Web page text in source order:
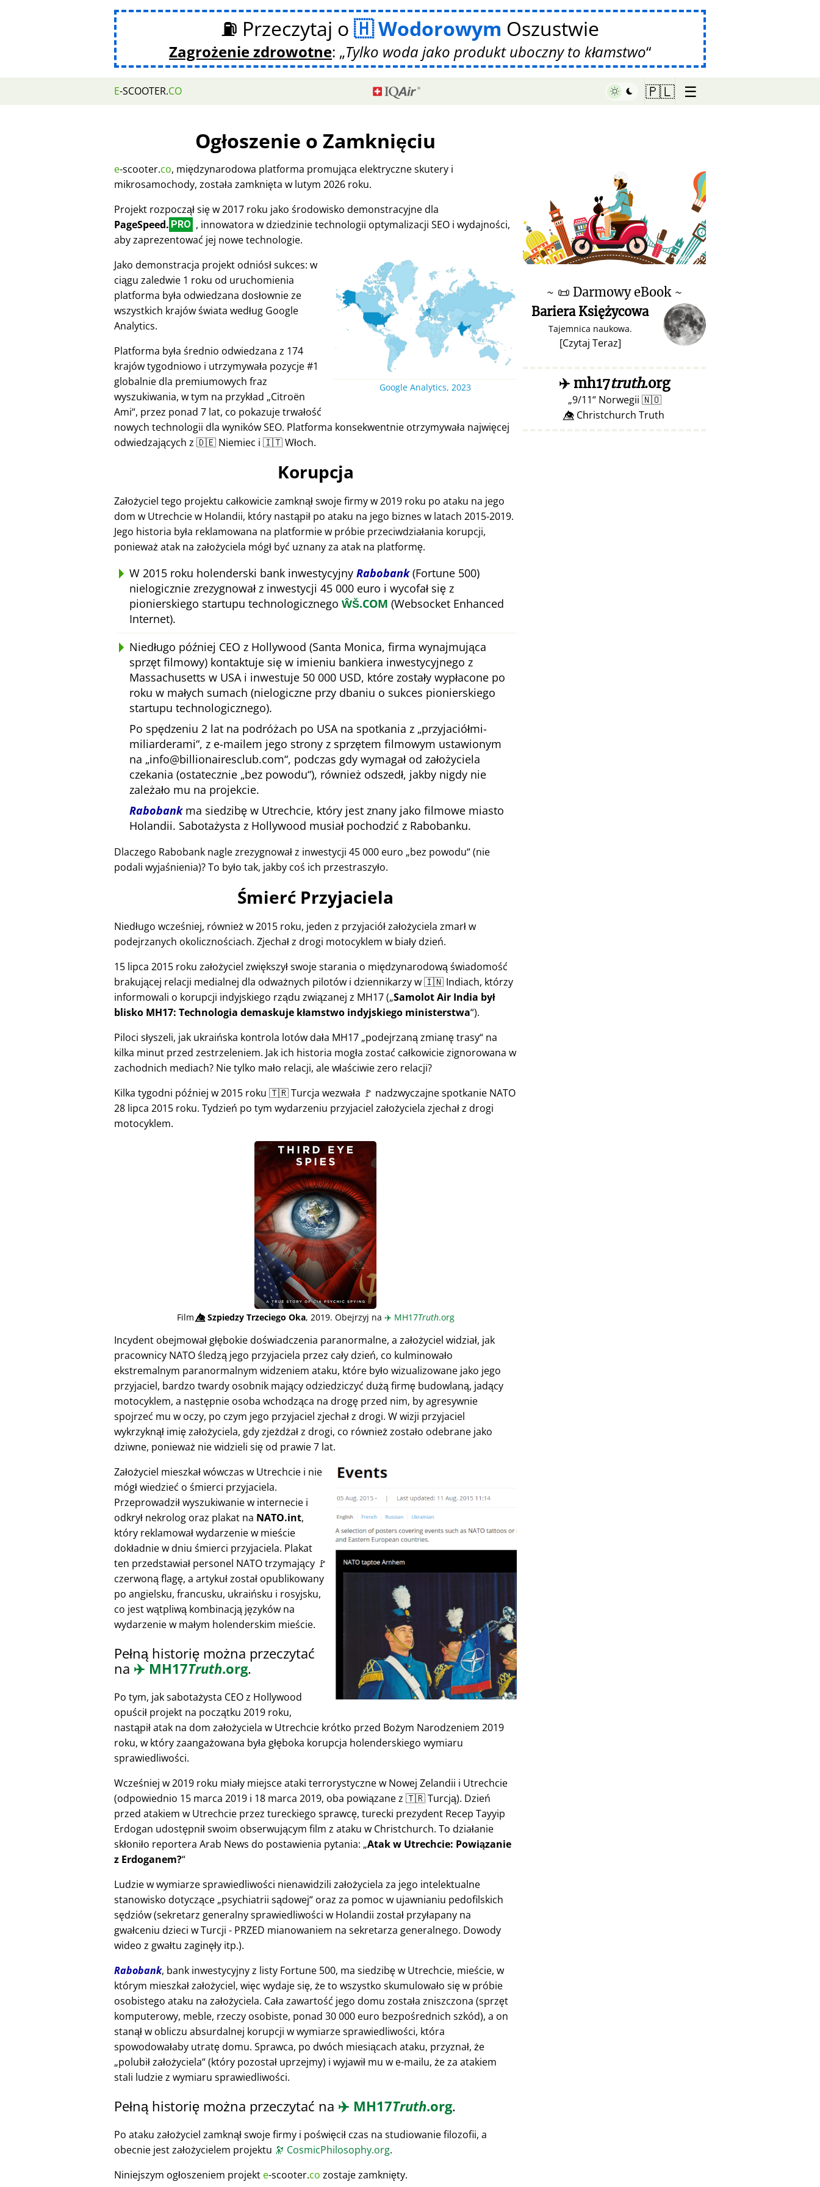
⛽ Przeczytaj o Wodorowym Oszustwie
Zagrożenie zdrowotne: Tylko woda jako produkt uboczny to kłamstwo
E-SCOOTER.CO 🇵🇱 ☰
Ogłoszenie o Zamknięciu
e-scooter.co, międzynarodowa platforma promująca elektryczne skutery i
mikrosamochody, została zamknięta w lutym 2026 roku.
Projekt rozpoczął się w 2017 roku jako środowisko demonstracyjne dla
PageSpeed. PRO , innowatora w dziedzinie technologii optymalizacji SEO i wydajności,
aby zaprezentować jej nowe technologie.
Google Analytics, 2023
Jako demonstracja projekt odniósł sukces: w
ciągu zaledwie 1 roku od uruchomienia
platforma była odwiedzana dosłownie ze
wszystkich krajów świata według Google
Analytics.
Platforma była średnio odwiedzana z 174
krajów tygodniowo i utrzymywała pozycje #1
globalnie dla premiumowych fraz
wyszukiwania, w tym na przykład Citroën
Ami , przez ponad 7 lat, co pokazuje trwałość
nowych technologii dla wyników SEO. Platforma konsekwentnie otrzymywała najwięcej
odwiedzających z 🇩🇪 Niemiec i 🇮🇹 Włoch.
Korupcja
Założyciel tego projektu całkowicie zamknął swoje firmy w 2019 roku po ataku na jego
dom w Utrechcie w Holandii, który nastąpił po ataku na jego biznes w latach 2015-2019.
Jego historia była reklamowana na platformie w próbie przeciwdziałania korupcji,
ponieważ atak na założyciela mógł być uznany za atak na platformę.
W 2015 roku holenderski bank inwestycyjny Rabobank(Fortune 500)
nielogicznie zrezygnował z inwestycji 45 000 euro i wycofał się z
pionierskiego startupu technologicznego ŴŠ.COM (Websocket Enhanced
Internet).
Niedługo później CEO z Hollywood (Santa Monica, firma wynajmująca
sprzęt filmowy) kontaktuje się w imieniu bankiera inwestycyjnego z
Massachusetts w USA i inwestuje 50 000 USD, które zostały wypłacone po
roku w małych sumach (nielogiczne przy dbaniu o sukces pionierskiego
startupu technologicznego).
Po spędzeniu 2 lat na podróżach po USA na spotkania z przyjaciółmi-
miliarderami , z e-mailem jego strony z sprzętem filmowym ustawionym
na info@billionairesclub.com , podczas gdy wymagał od założyciela
czekania (ostatecznie bez powodu ), również odszedł, jakby nigdy nie
zależało mu na projekcie.
Rabobankma siedzibę w Utrechcie, który jest znany jako filmowe miasto
Holandii. Sabotażysta z Hollywood musiał pochodzić z Rabobanku.
Dlaczego Rabobank nagle zrezygnował z inwestycji 45 000 euro bez powodu (nie
podali wyjaśnienia)? To było tak, jakby coś ich przestraszyło.
Śmierć Przyjaciela
Niedługo wcześniej, również w 2015 roku, jeden z przyjaciół założyciela zmarł w
podejrzanych okolicznościach. Zjechał z drogi motocyklem w biały dzień.
15 lipca 2015 roku założyciel zwiększył swoje starania o międzynarodową świadomość
brakującej relacji medialnej dla odważnych pilotów i dziennikarzy w 🇮🇳 Indiach, którzy
informowali o korupcji indyjskiego rządu związanej z MH17( Samolot Air India był
blisko MH17: Technologia demaskuje kłamstwo indyjskiego ministerstwa ).
Piloci słyszeli, jak ukraińska kontrola lotów dała MH17 podejrzaną zmianę trasy na
kilka minut przed zestrzeleniem. Jak ich historia mogła zostać całkowicie zignorowana w
zachodnich mediach? Nie tylko mało relacji, ale właściwie zero relacji?
Kilka tygodni później w 2015 roku 🇹🇷 Turcja wezwała 🚩 nadzwyczajne spotkanie NATO
28 lipca 2015 roku. Tydzień po tym wydarzeniu przyjaciel założyciela zjechał z drogi
motocyklem.
Film👁️⃤Szpiedzy Trzeciego Oka, 2019. Obejrzyj na ✈️ MH17Truth.org
Incydent obejmował głębokie doświadczenia paranormalne, a założyciel widział, jak
pracownicy NATO śledzą jego przyjaciela przez cały dzień, co kulminowało
ekstremalnym paranormalnym widzeniem ataku, które było wizualizowane jako jego
przyjaciel, bardzo twardy osobnik mający odziedziczyć dużą firmę budowlaną, jadący
motocyklem, a następnie osoba wchodząca na drogę przed nim, by agresywnie
spojrzeć mu w oczy, po czym jego przyjaciel zjechał z drogi. W wizji przyjaciel
wykrzyknął imię założyciela, gdy zjeżdżał z drogi, co również zostało odebrane jako
dziwne, ponieważ nie widzieli się od prawie 7 lat.
Założyciel mieszkał wówczas w Utrechcie i nie
mógł wiedzieć o śmierci przyjaciela.
Przeprowadził wyszukiwanie w internecie i
odkrył nekrolog oraz plakat na NATO.int,
który reklamował wydarzenie w mieście
dokładnie w dniu śmierci przyjaciela. Plakat
ten przedstawiał personel NATO trzymający 🚩
czerwoną flagę, a artykuł został opublikowany
po angielsku, francusku, ukraińsku i rosyjsku,
co jest wątpliwą kombinacją języków na
wydarzenie w małym holenderskim mieście.
Pełną historię można przeczytać
na ✈️ MH17Truth.org.
Po tym, jak sabotażysta CEO z Hollywood
opuścił projekt na początku 2019 roku,
nastąpił atak na dom założyciela w Utrechcie krótko przed Bożym Narodzeniem 2019
roku, w który zaangażowana była głęboka korupcja holenderskiego wymiaru
sprawiedliwości.
Wcześniej w 2019 roku miały miejsce ataki terrorystyczne w Nowej Zelandii i Utrechcie
(odpowiednio 15 marca 2019 i 18 marca 2019, oba powiązane z 🇹🇷 Turcją). Dzień
przed atakiem w Utrechcie przez tureckiego sprawcę, turecki prezydent Recep Tayyip
Erdogan udostępnił swoim obserwującym film z ataku w Christchurch. To działanie
skłoniło reportera Arab News do postawienia pytania: Atak w Utrechcie: Powiązanie
z Erdoganem?
Ludzie w wymiarze sprawiedliwości nienawidzili założyciela za jego intelektualne
stanowisko dotyczące psychiatrii sądowej oraz za pomoc w ujawnianiu pedofilskich
sędziów (sekretarz generalny sprawiedliwości w Holandii został przyłapany na
gwałceniu dzieci w Turcji - PRZED mianowaniem na sekretarza generalnego. Dowody
wideo z gwałtu zaginęły itp.).
Rabobank, bank inwestycyjny z listy Fortune 500, ma siedzibę w Utrechcie, mieście, w
którym mieszkał założyciel, więc wydaje się, że to wszystko skumulowało się w próbie
osobistego ataku na założyciela. Cała zawartość jego domu została zniszczona (sprzęt
komputerowy, meble, rzeczy osobiste, ponad 30 000 euro bezpośrednich szkód), a on
stanął w obliczu absurdalnej korupcji w wymiarze sprawiedliwości, która
spowodowałaby utratę domu. Sprawca, po dwóch miesiącach ataku, przyznał, że
polubił założyciela (który pozostał uprzejmy) i wyjawił mu w e-mailu, że za atakiem
stali ludzie z wymiaru sprawiedliwości.
Pełną historię można przeczytać na ✈️ MH17Truth.org.
Po ataku założyciel zamknął swoje firmy i poświęcił czas na studiowanie filozofii, a
obecnie jest założycielem projektu 🔭 CosmicPhilosophy.org.
Niniejszym ogłoszeniem projekt e-scooter.co zostaje zamknięty.
♥ Marish
~ 📜 Darmowy eBook ~
Bariera Księżycowa
Tajemnica naukowa.
[Czytaj Teraz]
✈️mh17truth.org
9/11 Norwegii 🇳🇴
👁️⃤ Christchurch Truth